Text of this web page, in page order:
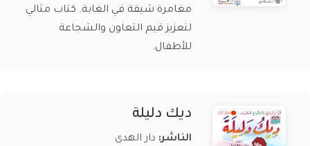
مغامرة شيقة في الغابة. كتاب مثالي
لتعزيز قيم التعاون والشجاعة
للأطفال.
ديك دليلة
الناشر: دار الهدى